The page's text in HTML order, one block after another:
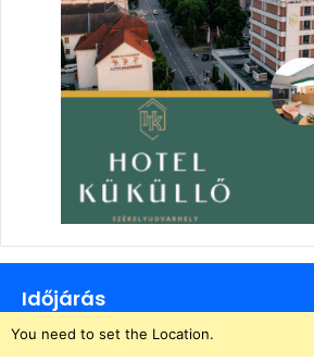
Időjárás
You need to set the Location.